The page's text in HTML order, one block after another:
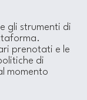
gli strumenti di
prenotati e le
di
momento